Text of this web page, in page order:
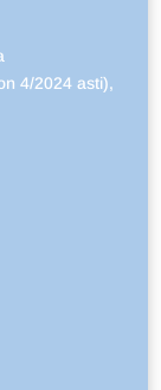
4/2024 asti),